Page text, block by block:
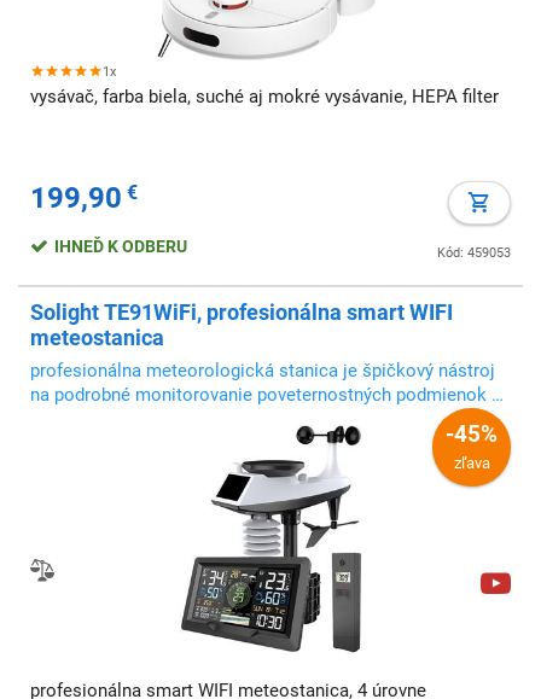
1x
vysávač, farba biela, suché aj mokré vysávanie, HEPA filter
199,90 €
Kód: 459053
IHNEĎ K ODBERU
Solight TE91WiFi, profesionálna smart WIFI
meteostanica
profesionálna meteorologická stanica je špičkový nástroj
na podrobné monitorovanie poveternostných podmienok s
možnosťou pripojenia k aplikácii Smart Life / Tuya Smart,
ktorá umožňuje zobrazovať aktuálne údaje a prevádzať ich
-45%
zľava
profesionálna smart WIFI meteostanica, 4 úrovne